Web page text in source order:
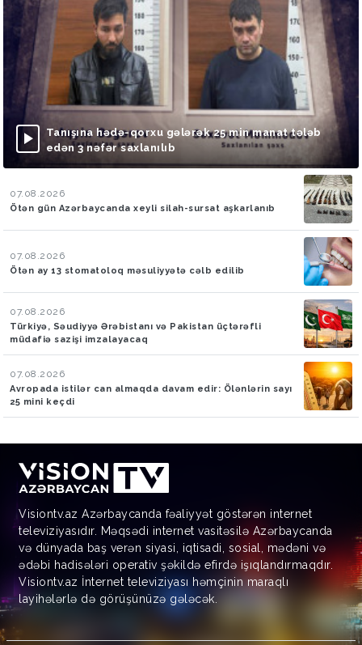
Tanışına hədə-qorxu gələrək 25 min manat tələb
edən 3 nəfər saxlanılıb
07.08.2026
Ötən gün Azərbaycanda xeyli silah-sursat aşkarlanıb
07.08.2026
Ötən ay 13 stomatoloq məsuliyyətə cəlb edilib
07.08.2026
Türkiyə, Səudiyyə Ərəbistanı və Pakistan üçtərəfli
müdafiə sazişi imzalayacaq
07.08.2026
Avropada istilər can almaqda davam edir: Ölənlərin sayı
25 mini keçdi
Visiontv.az Azərbaycanda fəaliyyət göstərən internet
televiziyasıdır. Məqsədi internet vasitəsilə Azərbaycanda
və dünyada baş verən siyasi, iqtisadi, sosial, mədəni və
ədəbi hadisələri operativ şəkildə efirdə işıqlandırmaqdır.
Visiontv.az İnternet televiziyası həmçinin maraqlı
layihələrlə də görüşünüzə gələcək.